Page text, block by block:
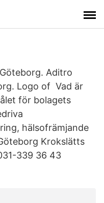
Aditro
Logo of Vad är
för bolagets
hälsofrämjande
Krokslätts
339 36 43